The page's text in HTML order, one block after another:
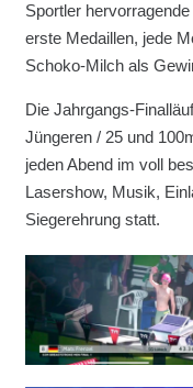
Sportler
erste Medaillen, jede
Schoko-Milch als
Die Jahrgangs-
Jüngeren / 25 und
jeden Abend im voll
Lasershow, Musik,
Siegerehrung statt.